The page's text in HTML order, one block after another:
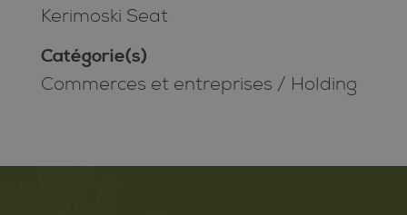
Kerimoski Seat
Catégorie(s)
Commerces et entreprises / Holding